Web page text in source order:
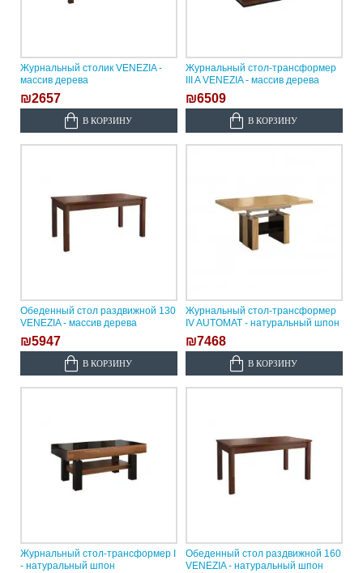
Журнальный столик VENEZIA -
массив дерева
₪2657
В КОРЗИНУ
Журнальный стол-трансформер
III A VENEZIA - массив дерева
₪6509
В КОРЗИНУ
Обеденный стол раздвижной 130
VENEZIA - массив дерева
₪5947
В КОРЗИНУ
Журнальный стол-трансформер
IV AUTOMAT - натуральный шпон
₪7468
В КОРЗИНУ
Журнальный стол-трансформер I
- натуральный шпон
Обеденный стол раздвижной 160
VENEZIA - натуральный шпон